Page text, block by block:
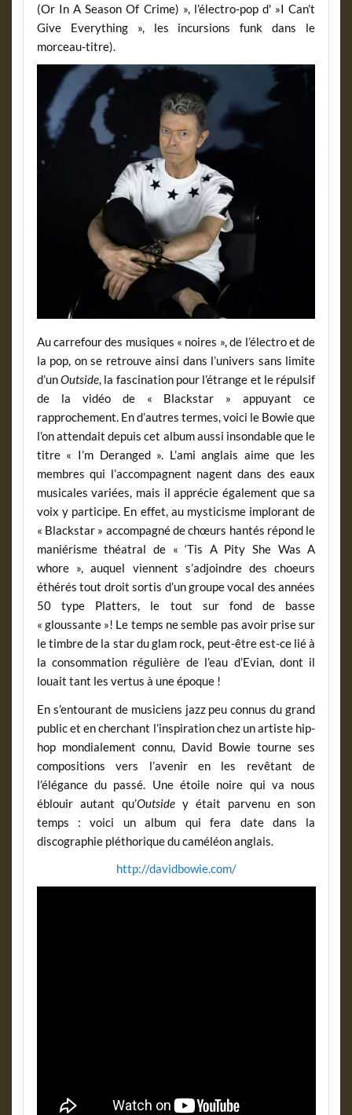
(Or In A Season Of Crime) », l’électro-pop d' »I Can’t
Give Everything », les incursions funk dans le
morceau-titre).
Au carrefour des musiques « noires », de l’électro et de
la pop, on se retrouve ainsi dans l’univers sans limite
d’unOutside, la fascination pour l’étrange et le répulsif
de la vidéo de « Blackstar » appuyant ce
rapprochement. En d’autres termes, voici le Bowie que
l’on attendait depuis cet album aussi insondable que le
titre « I’m Deranged ». L’ami anglais aime que les
membres qui l’accompagnent nagent dans des eaux
musicales variées, mais il apprécie également que sa
voix y participe. En effet, au mysticisme implorant de
« Blackstar » accompagné de chœurs hantés répond le
maniérisme théatral de « ‘Tis A Pity She Was A
whore », auquel viennent s’adjoindre des choeurs
éthérés tout droit sortis d’un groupe vocal des années
50 type Platters, le tout sur fond de basse
« gloussante »! Le temps ne semble pas avoir prise sur
le timbre de la star du glam rock, peut-être est-ce lié à
la consommation régulière de l’eau d’Evian, dont il
louait tant les vertus à une époque !
En s’entourant de musiciens jazz peu connus du grand
public et en cherchant l’inspiration chez un artiste hip-
hop mondialement connu, David Bowie tourne ses
compositions vers l’avenir en les revêtant de
l’élégance du passé. Une étoile noire qui va nous
éblouir autant qu’Outsidey était parvenu en son
temps : voici un album qui fera date dans la
discographie pléthorique du caméléon anglais.
http://davidbowie.com/